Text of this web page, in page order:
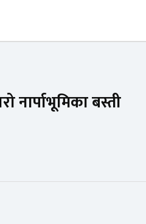
नार्पाभूमिका बस्ती